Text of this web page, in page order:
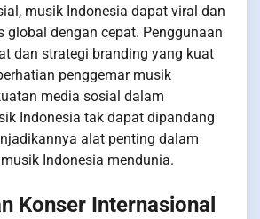
musik Indonesia dapat viral dan
global dengan cepat. Penggunaan
dan strategi branding yang kuat
penggemar musik
media sosial dalam
Indonesia tak dapat dipandang
alat penting dalam
Indonesia mendunia.
Konser Internasional